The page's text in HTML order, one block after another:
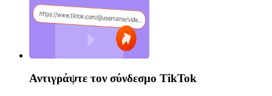
Αντιγράψτε τον σύνδεσμο TikTok